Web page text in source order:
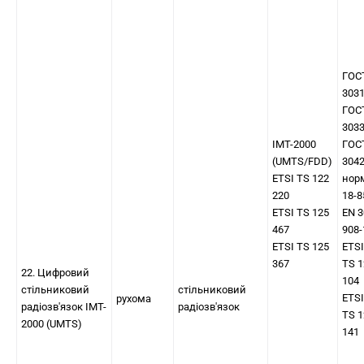
22. Цифровий
стільниковий
радіозв'язок IMT-
2000 (UMTS)
рухома
стільниковий
радіозв'язок
IMT-2000
(UMTS/FDD)
ETSI TS 122
220
ETSI TS 125
467
ETSI TS 125
367
18-
EN
ETSI
TS
104
ETSI
TS
141